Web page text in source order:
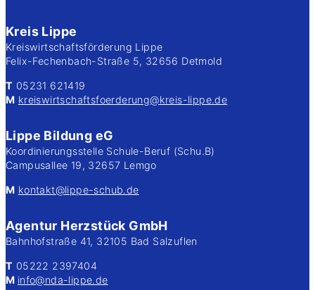
Kreis Lippe
Kreiswirtschaftsförderung Lippe
Felix-Fechenbach-Straße 5, 32656 Detmold
T 05231 621419
M kreiswirtschaftsfoerderung@kreis-lippe.de
Lippe Bildung eG
Koordinierungsstelle Schule-Beruf (Schu.B)
Campusallee 19, 32657 Lemgo
M kontakt@lippe-schub.de
Agentur Herzstück GmbH
Bahnhofstraße 41, 32105 Bad Salzuflen
T 05222 2397404
M info@nda-lippe.de